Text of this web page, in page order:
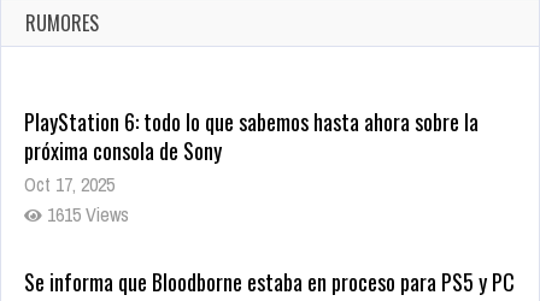
Ago 8, 2021
10008 Views
RUMORES
PlayStation 6: todo lo que sabemos hasta ahora sobre la
próxima consola de Sony
Oct 17, 2025
1615 Views
Se informa que Bloodborne estaba en proceso para PS5 y PC